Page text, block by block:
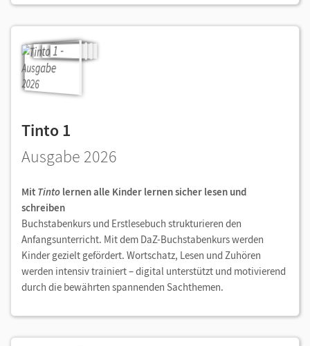
Tinto 1
Ausgabe 2026
Mit Tinto lernen alle Kinder lernen sicher lesen und
schreiben
Buchstabenkurs und Erstlesebuch strukturieren den
Anfangsunterricht. Mit dem DaZ-Buchstabenkurs werden
Kinder gezielt gefördert. Wortschatz, Lesen und Zuhören
werden intensiv trainiert – digital unterstützt und motivierend
durch die bewährten spannenden Sachthemen.